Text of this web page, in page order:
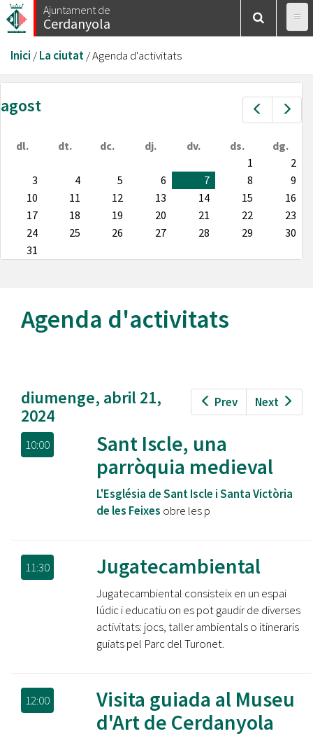
Vés
al
Ajuntament de
Cerdanyola
Esteu
aquí
Inici /La ciutat/Agenda d'activitats
Prev
agost
dl. dt. dc. dj. dv. ds.
dg.
1
2
3
4 5 6 7 8
9
10
11 12 13 14 15
16
17
18 19 20 21 22
23
24
25 26 27 28 29
30
31
Agenda d'activitats
Prev Next
diumenge, abril 21,
2024
10:00
Sant Iscle, una
parròquia medieval
L'Església de Sant Iscle i Santa Victòria
de les Feixes obre les p
11:30 Jugatecambiental
Jugatecambiental consisteix en un espai
lúdic i educatiu on es pot gaudir de diverses
activitats: jocs, taller ambientals o itineraris
guiats pel Parc del Turonet.
12:00
Visita guiada al Museu
d'Art de Cerdanyola